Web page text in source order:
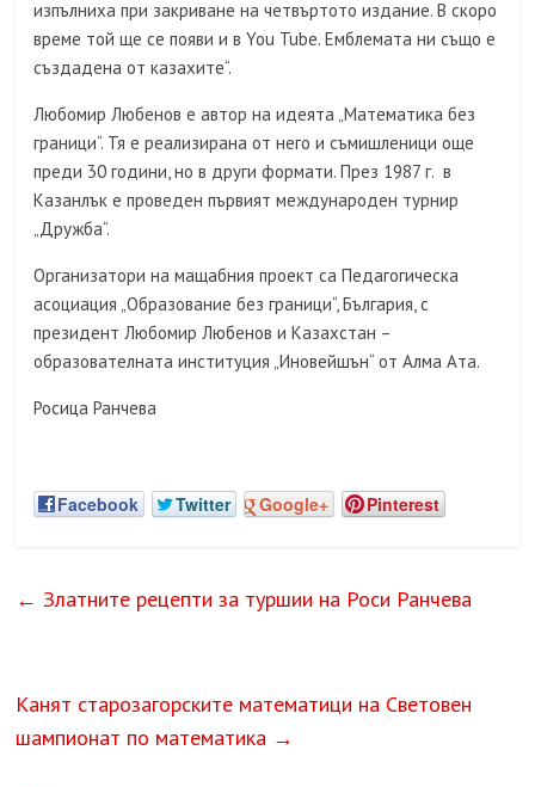
изпълниха при закриване на четвъртото издание. В скоро
време той ще се появи и в You Tube. Емблемата ни също е
създадена от казахите“.
Любомир Любенов е автор на идеята „Математика без
граници“. Тя е реализирана от него и съмишленици още
преди 30 години, но в други формати. През 1987 г. в
Казанлък е проведен първият международен турнир
„Дружба“.
Организатори на мащабния проект са Педагогическа
асоциация „Образование без граници“, България, с
президент Любомир Любенов и Казахстан –
образователната институция „Иновейшън“ от Алма Ата.
Росица Ранчева
Facebook Twitter Google+ Pinterest
← Златните рецепти за туршии на Роси Ранчева
Канят старозагорските математици на Световен
шампионат по математика →